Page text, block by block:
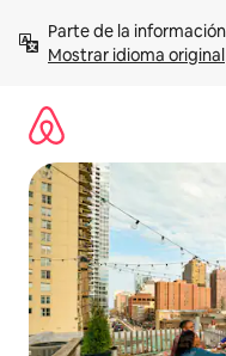
contenidoMostrar idioma original